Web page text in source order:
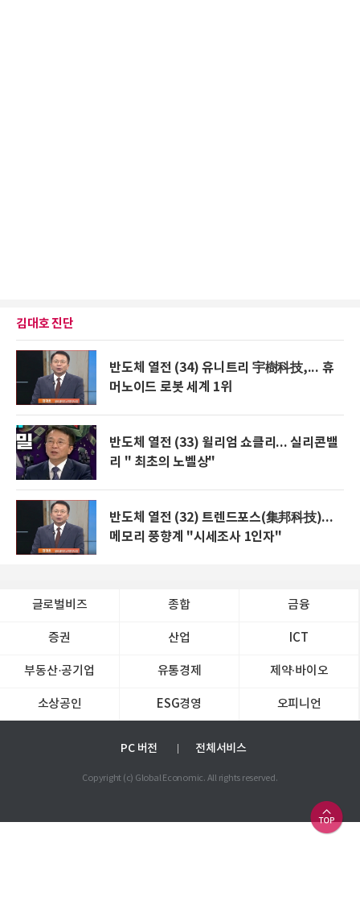
김대호 진단
반도체 열전 (34) 유니트리 宇樹科技,... 휴
머노이드 로봇 세계 1위
반도체 열전 (33) 윌리엄 쇼클리... 실리콘밸
리 " 최초의 노벨상"
반도체 열전 (32) 트렌드포스(集邦科技)...
메모리 풍향계 "시세조사 1인자"
글로벌비즈 종합 금융
증권 산업 ICT
부동산·공기업 유통경제 제약∙바이오
소상공인 ESG경영 오피니언
PC 버전 전체서비스
Copyright (c) Global Economic. All rights reserved.